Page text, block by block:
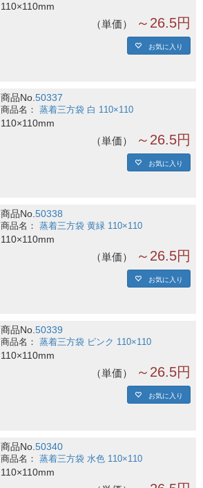
110×110mm
単価 ～26.5円
お気に入り
商品No.50337
蒸着三方袋 白 110×110
110×110mm
単価 ～26.5円
お気に入り
商品No.50338
蒸着三方袋 黄緑 110×110
110×110mm
単価 ～26.5円
お気に入り
商品No.50339
蒸着三方袋 ピンク 110×110
110×110mm
単価 ～26.5円
お気に入り
商品No.50340
蒸着三方袋 水色 110×110
110×110mm